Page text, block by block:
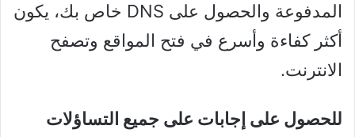
المدفوعة والحصول على DNS خاص بك، يكون
أكثر كفاءة وأسرع في فتح المواقع وتصفح
الانترنت.
للحصول على إجابات على جميع التساؤلات